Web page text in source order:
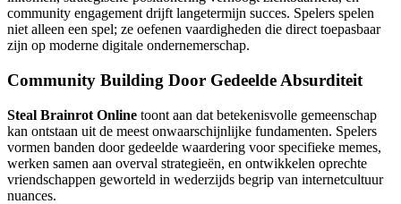
community engagement drijft langetermijn succes. Spelers spelen
niet alleen een spel; ze oefenen vaardigheden die direct toepasbaar
zijn op moderne digitale ondernemerschap.
Community Building Door Gedeelde Absurditeit
Steal Brainrot Online toont aan dat betekenisvolle gemeenschap
kan ontstaan uit de meest onwaarschijnlijke fundamenten. Spelers
vormen banden door gedeelde waardering voor specifieke memes,
werken samen aan overval strategieën, en ontwikkelen oprechte
vriendschappen geworteld in wederzijds begrip van internetcultuur
nuances.